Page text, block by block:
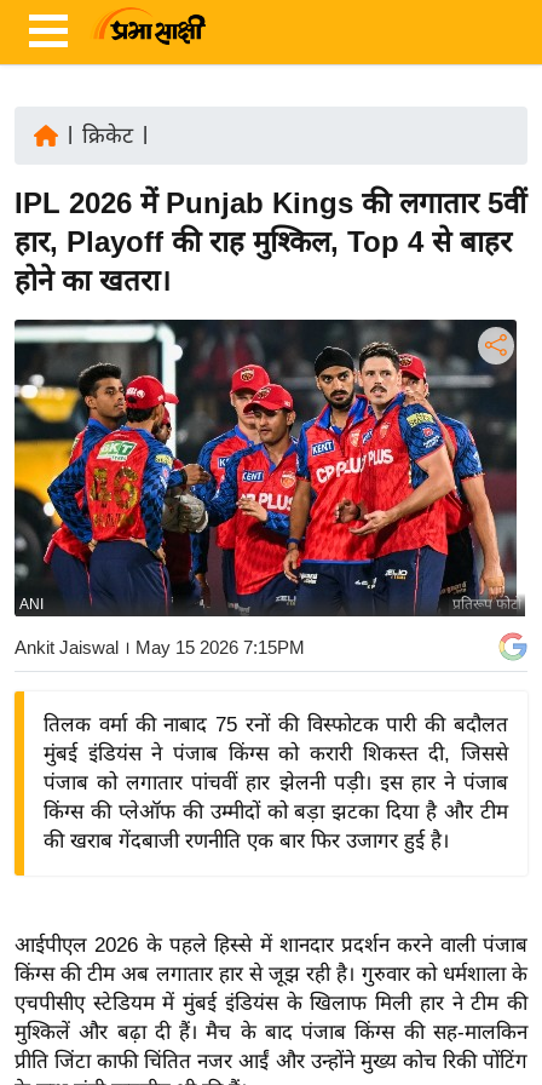
ज़ा
ख
ब
र
रा
ष्ट्री
य
अं
र्रा
ष्ट्री
य
बि
ज़
ने
द्यो
वि
शे
ष
ज्ञ
रा
क्रिकेट|
IPL 2026 में Punjab Kings की लगातार 5वीं
हार, Playoff की राह मुश्किल, Top 4 से बाहर
होने का खतरा।
प्रतिरूप फोटो
ANI
Ankit Jaiswal । May 15 2026 7:15PM
तिलक वर्मा की नाबाद 75 रनों की विस्फोटक पारी की बदौलत
मुंबई इंडियंस ने पंजाब किंग्स को करारी शिकस्त दी, जिससे
पंजाब को लगातार पांचवीं हार झेलनी पड़ी। इस हार ने पंजाब
किंग्स की प्लेऑफ की उम्मीदों को बड़ा झटका दिया है और टीम
की खराब गेंदबाजी रणनीति एक बार फिर उजागर हुई है।
आईपीएल 2026 के पहले हिस्से में शानदार प्रदर्शन करने वाली पंजाब
किंग्स की टीम अब लगातार हार से जूझ रही है। गुरुवार को धर्मशाला के
एचपीसीए स्टेडियम में मुंबई इंडियंस के खिलाफ मिली हार ने टीम की
मुश्किलें और बढ़ा दी हैं। मैच के बाद पंजाब किंग्स की सह-मालकिन
प्रीति जिंटा काफी चिंतित नजर आईं और उन्होंने मुख्य कोच रिकी पोंटिंग